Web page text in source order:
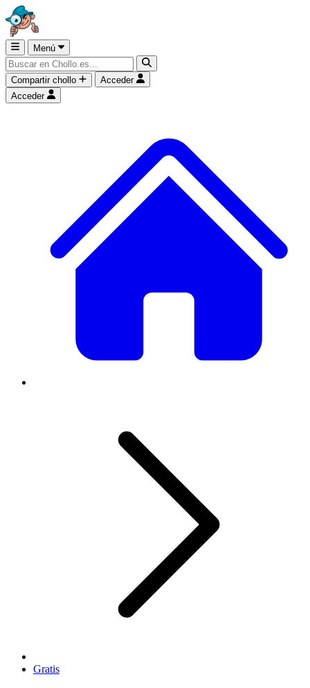
Menú
Compartir chollo
Acceder
Acceder
Gratis